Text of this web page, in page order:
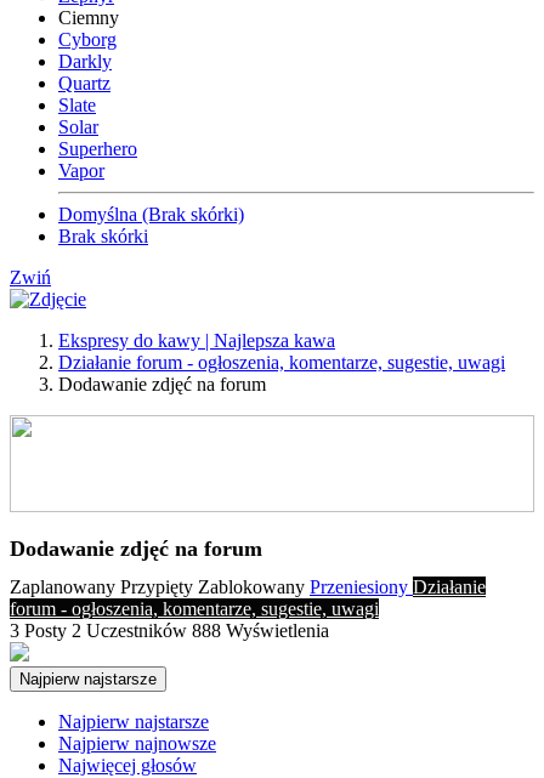
Ciemny
Cyborg
Darkly
Quartz
Slate
Solar
Superhero
Vapor
Domyślna (Brak skórki)
Brak skórki
Zwiń
Ekspresy do kawy | Najlepsza kawa
Działanie forum - ogłoszenia, komentarze, sugestie, uwagi
Dodawanie zdjęć na forum
Dodawanie zdjęć na forum
Zaplanowany Przypięty Zablokowany Przeniesiony Działanie
forum - ogłoszenia, komentarze, sugestie, uwagi
3 Posty 2 Uczestników 888 Wyświetlenia
Najpierw najstarsze
Najpierw najstarsze
Najpierw najnowsze
Najwięcej głosów